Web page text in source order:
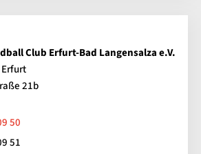
Club Erfurt-Bad Langensalza e.V.
21b
50
51